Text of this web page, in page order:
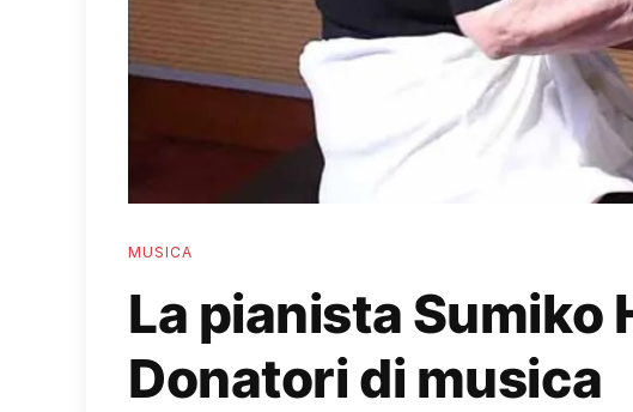
MUSICA
La pianista Sumiko
Donatori di musica